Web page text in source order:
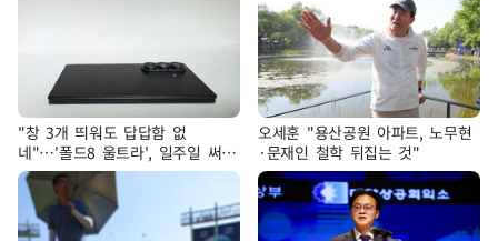
"창 3개 띄워도 답답함 없
네"…'폴드8 울트라', 일주일 써보
니
오세훈 "용산공원 아파트, 노무현
·문재인 철학 뒤집는 것"